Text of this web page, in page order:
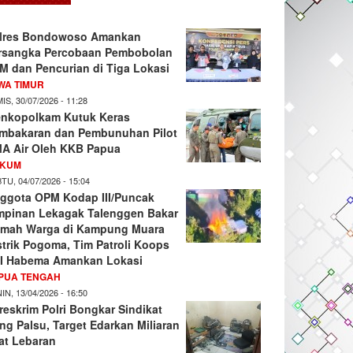
Bondowoso Amankan
Percobaan Pembobolan
dan Pencurian di Tiga Lokasi
TIMUR
30/07/2026 - 11:28
Kutuk Keras
dan Pembunuhan Pilot
Air Oleh KKB Papua
04/07/2026 - 15:04
OPM Kodap III/Puncak
Lekagak Talenggen Bakar
Warga di Kampung Muara
Pogoma, Tim Patroli Koops
Habema Amankan Lokasi
TENGAH
13/04/2026 - 16:50
Polri Bongkar Sindikat
Palsu, Target Edarkan Miliaran
Lebaran